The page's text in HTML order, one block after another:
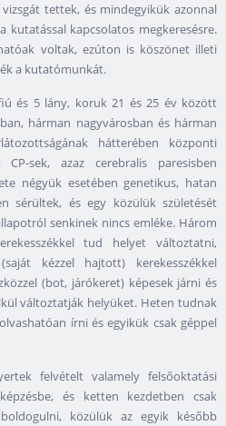
tettek, és mindegyikük azonnal
kutatással kapcsolatos megkeresésre.
voltak, ezúton is köszönet illeti
a kutatómunkát.
és 5 lány, koruk 21 és 25 év között
hárman nagyvárosban és hárman
hátterében központi
sek, azaz cerebralis paresisben
négyük esetében genetikus, hatan
sérültek, és egy közülük születését
senkinek nincs emléke. Három
tud helyet változtatni,
kézzel hajtott) kerekesszékkel
(bot, járókeret) képesek járni és
változtatják helyüket. Heten tudnak
írni és egyikük csak géppel
felvételt valamely felsőoktatási
és ketten kezdetben csak
közülük az egyik később